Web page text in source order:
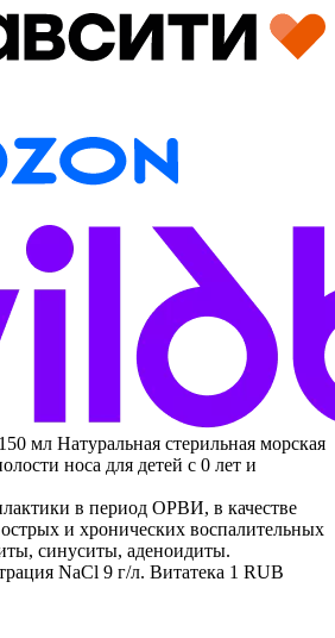
мл Натуральная стерильная морская
носа для детей с 0 лет и
в период ОРВИ, в качестве
и хронических воспалительных
синуситы, аденоидиты.
NaCl 9 г/л. Витатека 1 RUB